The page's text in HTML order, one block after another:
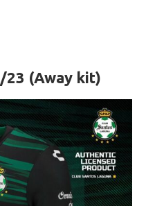
(Away kit)